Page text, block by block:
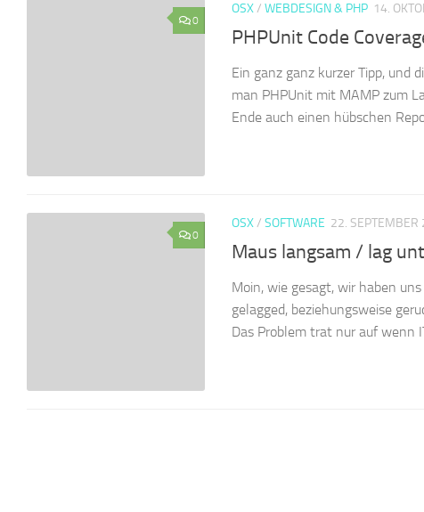
0
OSX/ WEBDESIGN & PHP 14.
PHPUnit Code
Ein ganz ganz kurzer Tipp, und
man PHPUnit mit MAMP zum
Ende auch einen hübschen
0
OSX/ SOFTWARE 22. SEPTEMBER
Maus langsam / lag
Moin, wie gesagt, wir haben
gelagged, beziehungsweise
Das Problem trat nur auf wenn